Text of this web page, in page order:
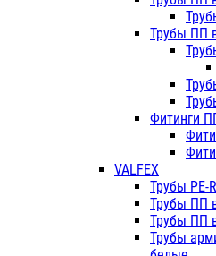
Трубы ПП
Фитинги
VALFEX
Трубы PE-
Трубы ПП
Трубы ПП
Трубы